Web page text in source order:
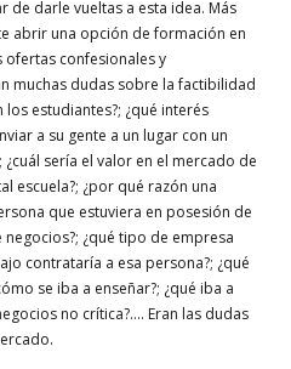
de darle vueltas a esta idea. Más
abrir una opción de formación en
ofertas confesionales y
muchas dudas sobre la factibilidad
estudiantes?; ¿qué interés
a su gente a un lugar con un
sería el valor en el mercado de
escuela?; ¿por qué razón una
que estuviera en posesión de
¿qué tipo de empresa
contrataría a esa persona?; ¿qué
se iba a enseñar?; ¿qué iba a
no crítica?…. Eran las dudas